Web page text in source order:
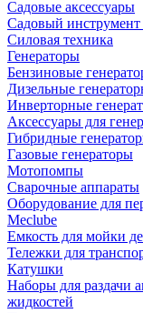
Садовые аксессуары
Садовый
Силовая техника
Генераторы
Бензиновые
Дизельные
Инверторные
Аксессуары для
Гибридные
Газовые генераторы
Мотопомпы
Сварочные аппараты
Оборудование для
Meclube
Емкость для мойки
Тележки для
Катушки
Наборы для раздачи
жидкостей